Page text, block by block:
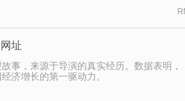
址
事，来源于导演的真实经历。数据表明，
济增长的第一驱动力。